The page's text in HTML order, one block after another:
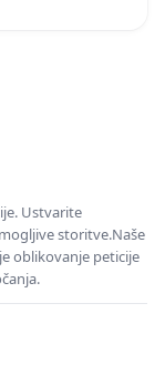
Ustvarite
storitve.Naše
oblikovanje peticije